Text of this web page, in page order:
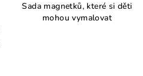
z
5
Sada magnetků, které si děti
mohou vymalovat